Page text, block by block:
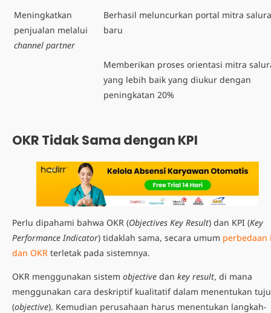
Meningkatkan
penjualan melalui
channel partner
Berhasil meluncurkan portal mitra
baru
Memberikan proses orientasi mitra
yang lebih baik yang diukur dengan
peningkatan 20%
OKR Tidak Sama dengan KPI
Perlu dipahami bahwa OKR (Objectives Key Result) dan KPI (Key
Performance Indicator) tidaklah sama, secara umum perbedaan
dan OKR terletak pada sistemnya.
OKR menggunakan sistem objective dan key result, di mana
menggunakan cara deskriptif kualitatif dalam menentukan
(objective). Kemudian perusahaan harus menentukan langkah-